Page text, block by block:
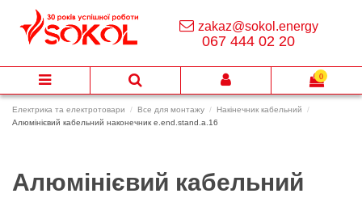
Електрика та електротовари Все для монтажу
Накінечник кабельний
Алюмінієвий кабельний наконечник e.end.stand.a.16
Алюмінієвий кабельний
zakaz@sokol.energy
067 444 02 20
0